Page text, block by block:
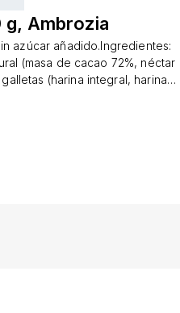
g, Ambrozia
azúcar añadido.Ingredientes:
(masa de cacao 72%, néctar
(harina integral, harina
140 gramos